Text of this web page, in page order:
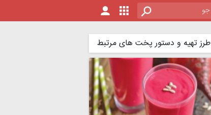
طرز تهیه و دستور پخت های مرتبط